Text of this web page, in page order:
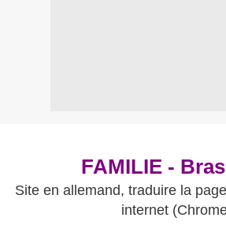
FAMILIE -
Site en allemand, traduire la
internet